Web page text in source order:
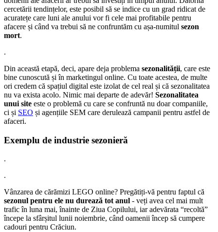
cercetării tendințelor, este posibil să se indice cu un grad ridicat de
acuratețe care luni ale anului vor fi cele mai profitabile pentru
afacere și când va trebui să ne confruntăm cu așa-numitul sezon
mort.
.
Din această etapă, deci, apare deja problema sezonalității, care este
bine cunoscută și în marketingul online. Cu toate acestea, de multe
ori credem că spațiul digital este izolat de cel real și că sezonalitatea
nu va exista acolo. Nimic mai departe de adevăr! Sezonalitatea
unui site este o problemă cu care se confruntă nu doar companiile,
ci și SEO și agențiile SEM care derulează campanii pentru astfel de
afaceri.
Exemplu de industrie sezonieră
.
.
Vânzarea de cărămizi LEGO online? Pregătiți-vă pentru faptul că
sezonul pentru ele nu durează tot anul - veți avea cel mai mult
trafic în luna mai, înainte de Ziua Copilului, iar adevărata “recoltă”
începe la sfârșitul lunii noiembrie, când oamenii încep să cumpere
cadouri pentru Crăciun.